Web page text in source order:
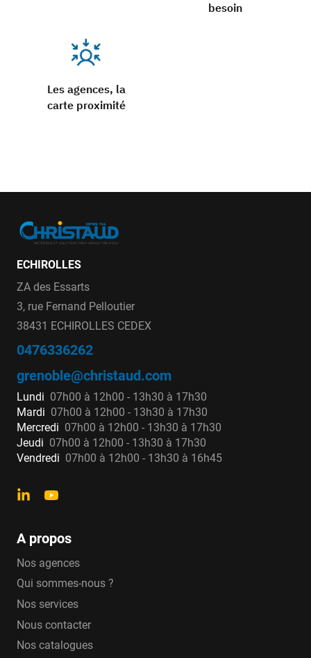
besoin
Les agences, la
carte proximité
ECHIROLLES
ZA des Essarts
3, rue Fernand Pelloutier
38431 ECHIROLLES CEDEX
0476336262
grenoble@christaud.com
Lundi 07h00 à 12h00 - 13h30 à 17h30
Mardi 07h00 à 12h00 - 13h30 à 17h30
Mercredi 07h00 à 12h00 - 13h30 à 17h30
Jeudi 07h00 à 12h00 - 13h30 à 17h30
Vendredi 07h00 à 12h00 - 13h30 à 16h45
A propos
Nos agences
Qui sommes-nous ?
Nos services
Nous contacter
Nos catalogues